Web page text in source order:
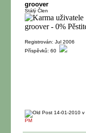
groover
Stálý Člen
Registrován: Jul 2006
Příspěvků: 60
14-01-2010 v
PM